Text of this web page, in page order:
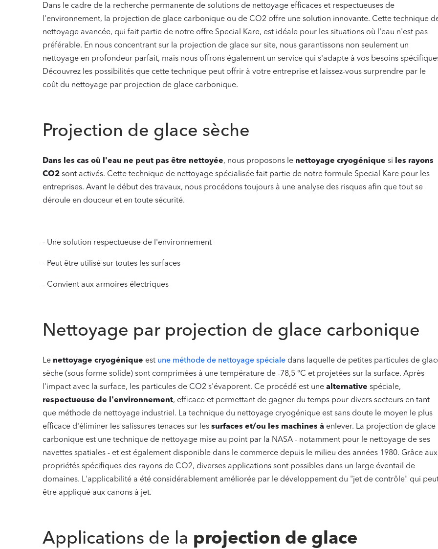
Dans le cadre de la recherche permanente de solutions de nettoyage efficaces et respectueuses de
l'environnement, la projection de glace carbonique ou de CO2 offre une solution innovante. Cette technique
nettoyage avancée, qui fait partie de notre offre Special Kare, est idéale pour les situations où l'eau n'est pas
préférable. En nous concentrant sur la projection de glace sur site, nous garantissons non seulement un
nettoyage en profondeur parfait, mais nous offrons également un service qui s'adapte à vos besoins
Découvrez les possibilités que cette technique peut offrir à votre entreprise et laissez-vous surprendre par le
coût du nettoyage par projection de glace carbonique.
Projection de glace sèche
Dans les cas où l'eau ne peut pas être nettoyée, nous proposons le nettoyage cryogénique si
les rayons
CO2 sont activés. Cette technique de nettoyage spécialisée fait partie de notre formule Special Kare pour les
entreprises. Avant le début des travaux, nous procédons toujours à une analyse des risques afin que tout se
déroule en douceur et en toute sécurité.
- Une solution respectueuse de l'environnement
- Peut être utilisé sur toutes les surfaces
- Convient aux armoires électriques
Nettoyage par projection de glace carbonique
Le nettoyage cryogénique est une méthode de nettoyage spéciale dans laquelle de petites particules de
sèche (sous forme solide) sont comprimées à une température de -78,5 °C et projetées sur la surface. Après
l'impact avec la surface, les particules de CO2 s'évaporent. Ce procédé est une alternative spéciale,
respectueuse de l'environnement, efficace et permettant de gagner du temps pour divers secteurs en tant
que méthode de nettoyage industriel. La technique du nettoyage cryogénique est sans doute le moyen le plus
efficace d'éliminer les salissures tenaces sur les surfaces et/ou les machines à enlever. La projection de glace
carbonique est une technique de nettoyage mise au point par la NASA - notamment pour le nettoyage de ses
navettes spatiales - et est également disponible dans le commerce depuis le milieu des années 1980. Grâce aux
propriétés spécifiques des rayons de CO2, diverses applications sont possibles dans un large éventail de
domaines. L'applicabilité a été considérablement améliorée par le développement du "jet de contrôle" qui
être appliqué aux canons à jet.
Applications de la projection de glace